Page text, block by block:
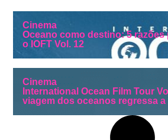
Cinema
Oceano como destino: 5 razões
o IOFT Vol. 12
Cinema
International Ocean Film Tour
viagem dos oceanos regressa a